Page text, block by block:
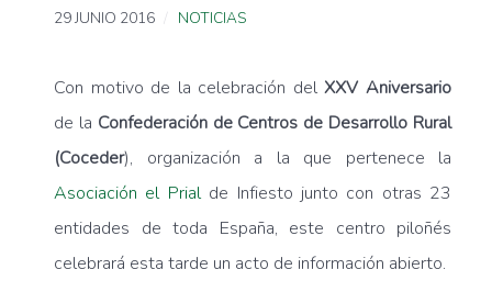
29 JUNIO 2016 NOTICIAS
Con motivo de la celebración delXXV Aniversario
de la Confederación de Centros de Desarrollo Rural
(Coceder), organización a la que pertenece la
Asociación el Prialde Infiesto junto con otras 23
entidades de toda España, este centro piloñés
celebrará esta tarde un acto de información abierto.